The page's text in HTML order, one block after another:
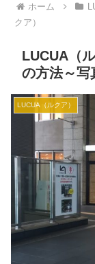
ホーム
クア）
LUCUA（
の方法～写
LUCUA（ルクア）